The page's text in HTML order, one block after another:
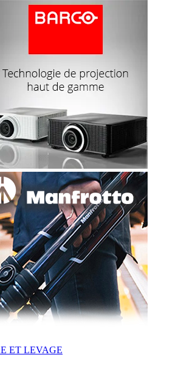
ET LEVAGE